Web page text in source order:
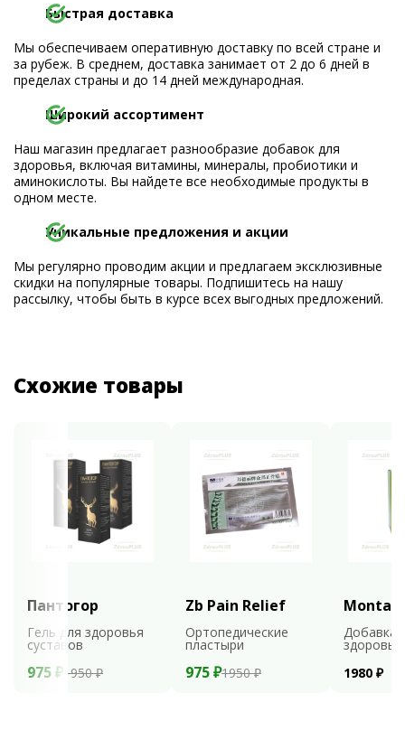
Быстрая доставка
Мы обеспечиваем оперативную доставку по всей стране и
за рубеж. В среднем, доставка занимает от 2 до 6 дней в
пределах страны и до 14 дней международная.
Широкий ассортимент
Наш магазин предлагает разнообразие добавок для
здоровья, включая витамины, минералы, пробиотики и
аминокислоты. Вы найдете все необходимые продукты в
одном месте.
Уникальные предложения и акции
Мы регулярно проводим акции и предлагаем эксклюзивные
скидки на популярные товары. Подпишитесь на нашу
рассылку, чтобы быть в курсе всех выгодных предложений.
Схожие товары
Пантогор
Гель для здоровья
суставов
975 ₽ 1950 ₽
Zb Pain Relief
Ортопедические
пластыри
975 ₽1950 ₽
Добавка
здоровья
1980 ₽